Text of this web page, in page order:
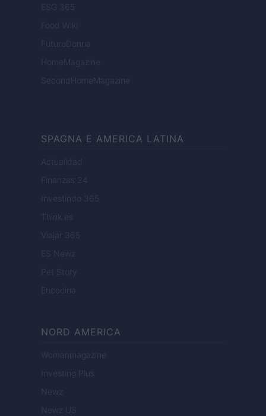
ESG 365
Food Wiki
FuturoDonna
HomeMagazine
SecondHomeMagazine
SPAGNA E AMERICA LATINA
Actualidad
Finanzas 24
Investindo 365
Think.es
Viajar 365
ES Newz
Pet Story
Encocina
NORD AMERICA
Womanmagazine
Investing Plus
Newz
Newz US